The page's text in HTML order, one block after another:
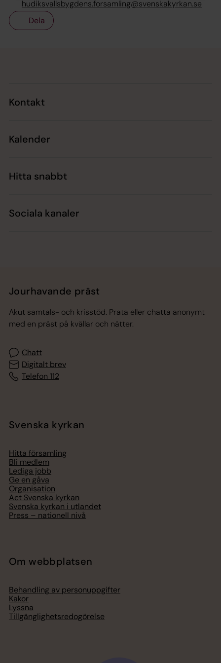
hudiksvallsbygdens.forsamling@svenskakyrkan.se
Dela
Kontakt
Kalender
Hitta snabbt
Sociala kanaler
Jourhavande präst
Akut samtals- och krisstöd. Prata eller chatta anonymt
med en präst på kvällar och nätter.
Chatt
Digitalt brev
Telefon 112
Svenska kyrkan
Hitta församling
Bli medlem
Lediga jobb
Ge en gåva
Organisation
Act Svenska kyrkan
Svenska kyrkan i utlandet
Press – nationell nivå
Om webbplatsen
Behandling av personuppgifter
Kakor
Lyssna
Tillgänglighetsredogörelse